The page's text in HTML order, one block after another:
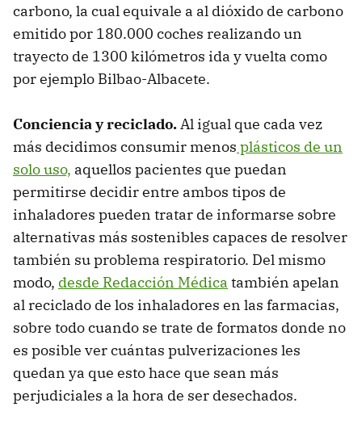
carbono, la cual equivale a al dióxido de carbono
emitido por 180.000 coches realizando un
trayecto de 1300 kilómetros ida y vuelta como
por ejemplo Bilbao-Albacete.
Conciencia y reciclado.Al igual que cada vez
más decidimos consumir menos plásticos de un
solo uso, aquellos pacientes que puedan
permitirse decidir entre ambos tipos de
inhaladores pueden tratar de informarse sobre
alternativas más sostenibles capaces de resolver
también su problema respiratorio. Del mismo
modo, desde Redacción Médica también apelan
al reciclado de los inhaladores en las farmacias,
sobre todo cuando se trate de formatos donde no
es posible ver cuántas pulverizaciones les
quedan ya que esto hace que sean más
perjudiciales a la hora de ser desechados.